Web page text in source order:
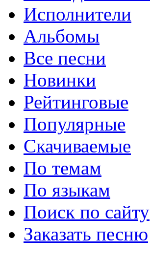
Исполнители
Альбомы
Все песни
Новинки
Рейтинговые
Популярные
Скачиваемые
По темам
По языкам
Поиск по сайту
Заказать песню